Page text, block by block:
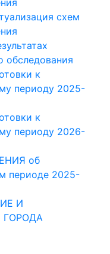
схем
обследования
к
периоду 2025-
к
периоду 2026-
об
периоде 2025-
И
ГОРОДА